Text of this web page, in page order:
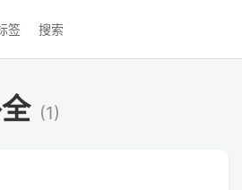
签 搜索
(1)